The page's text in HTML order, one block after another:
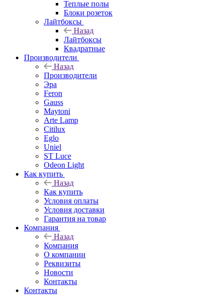
Теплые полы
Блоки розеток
Лайтбоксы
Назад
Лайтбоксы
Квадратные
Производители
Назад
Производители
Эра
Feron
Gauss
Maytoni
Arte Lamp
Citilux
Eglo
Uniel
ST Luce
Odeon Light
Как купить
Назад
Как купить
Условия оплаты
Условия доставки
Гарантия на товар
Компания
Назад
Компания
О компании
Реквизиты
Новости
Контакты
Контакты